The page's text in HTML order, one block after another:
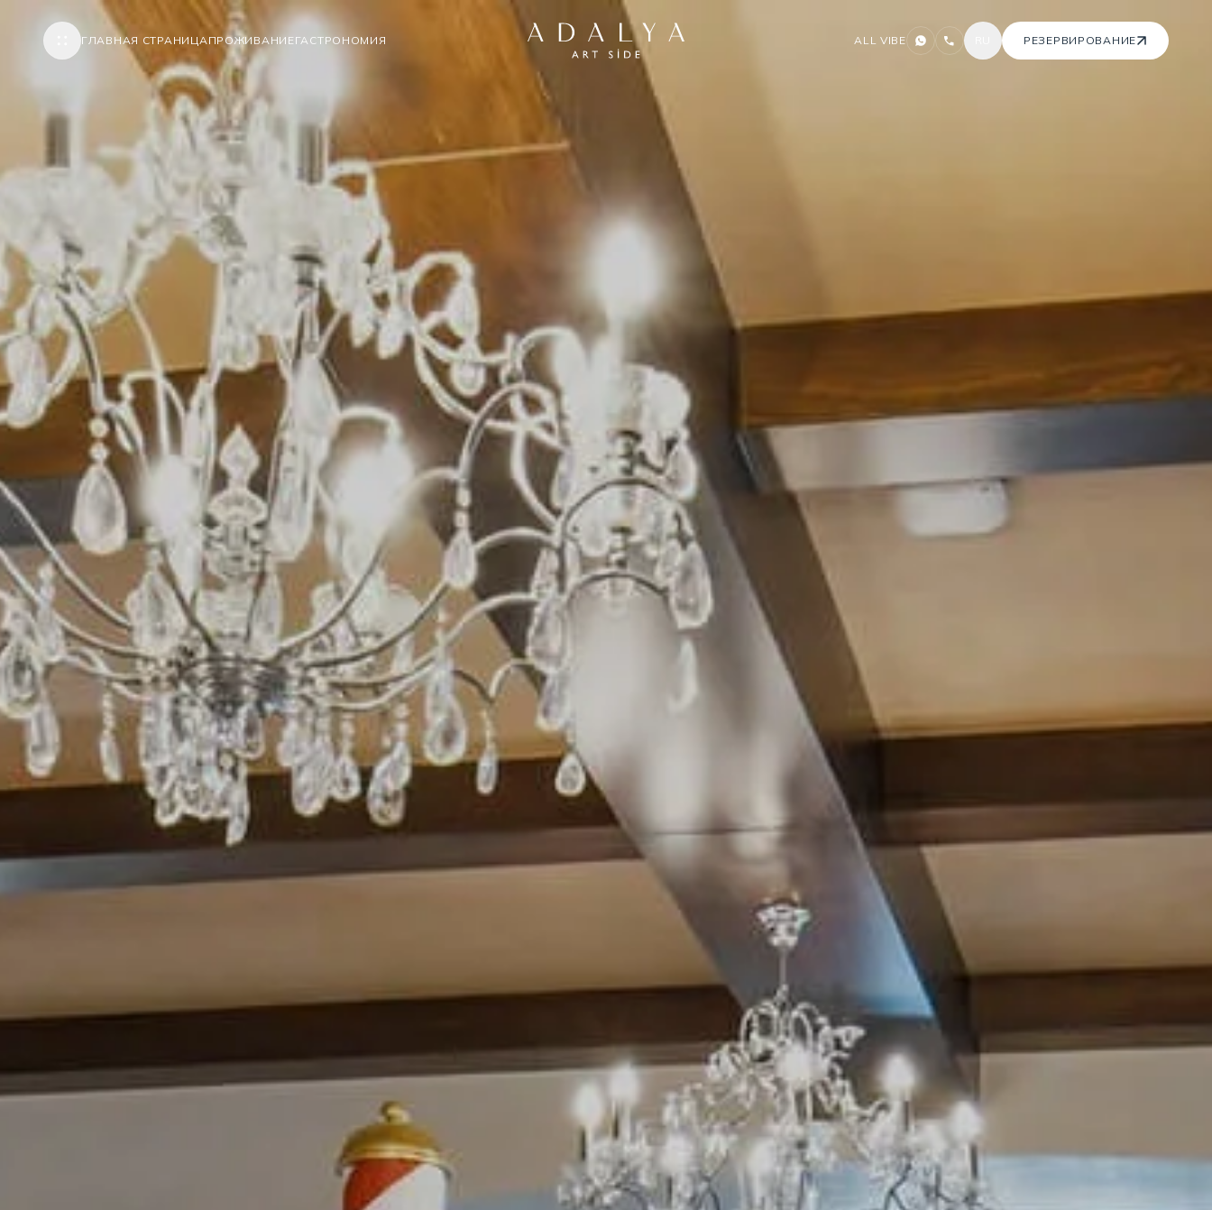
ГЛАВНАЯ СТРАНИЦАПРОЖИВАНИЕ ГАСТРОНОМИЯ ALL VIBE РЕЗЕРВИРОВАНИЕ